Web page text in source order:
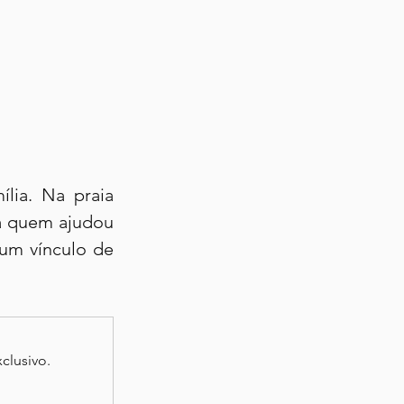
Na praia
quem ajudou
vínculo de